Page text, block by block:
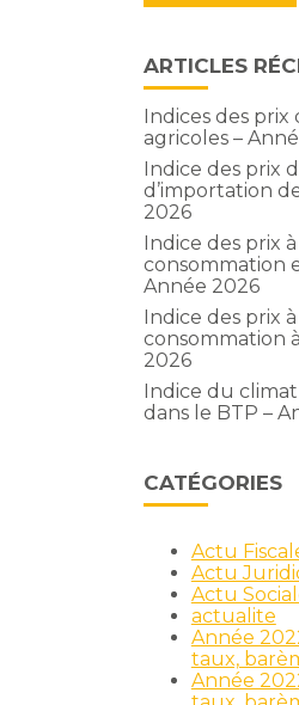
ARTICLES
Indices des prix
agricoles –
Indice des prix
d’importation
2026
Indice des prix
consommation
Année 2026
Indice des prix
consommation
2026
Indice du climat
dans le BTP –
CATÉGORIES
Actu
Actu
Actu
actualite
Année
taux,
Année